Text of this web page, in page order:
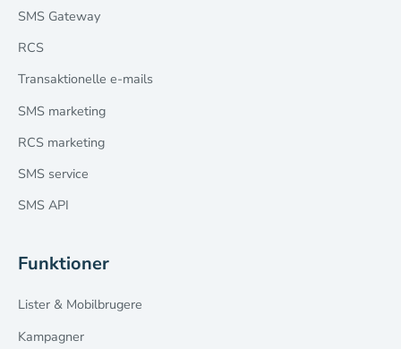
SMS Gateway
RCS
Transaktionelle e-mails
SMS marketing
RCS marketing
SMS service
SMS API
Funktioner
Lister & Mobilbrugere
Kampagner